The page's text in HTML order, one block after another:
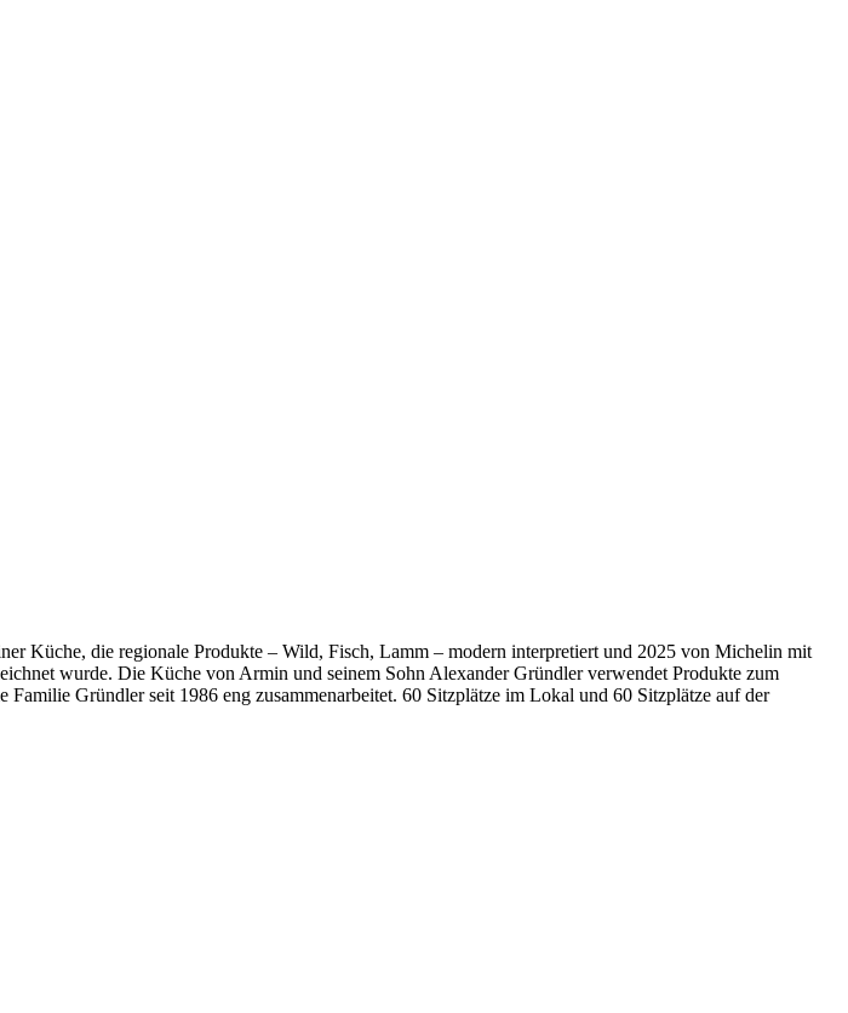
Küche, die regionale Produkte – Wild, Fisch, Lamm – modern interpretiert und 2025 von Michelin mit
wurde. Die Küche von Armin und seinem Sohn Alexander Gründler verwendet Produkte zum
Gründler seit 1986 eng zusammenarbeitet. 60 Sitzplätze im Lokal und 60 Sitzplätze auf der